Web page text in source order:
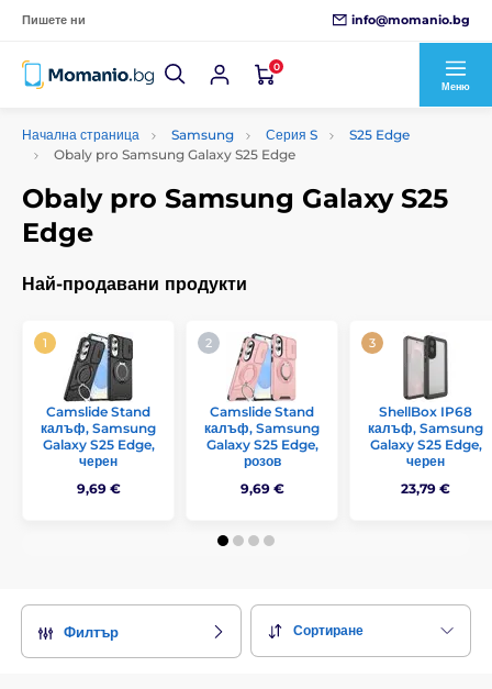
Пишете ни info@momanio.bg
0
Меню
Начална страница Samsung Серия S
S25 Edge
Obaly pro Samsung Galaxy S25 Edge
Obaly pro Samsung Galaxy S25
Edge
Най-продавани продукти
Camslide Stand
калъф, Samsung
Galaxy S25 Edge,
черен
9,69 €
Camslide Stand
калъф, Samsung
Galaxy S25 Edge,
розов
9,69 €
ShellBox IP68
калъф, Samsung
Galaxy S25 Edge,
черен
23,79 €
Филтър Сортиране